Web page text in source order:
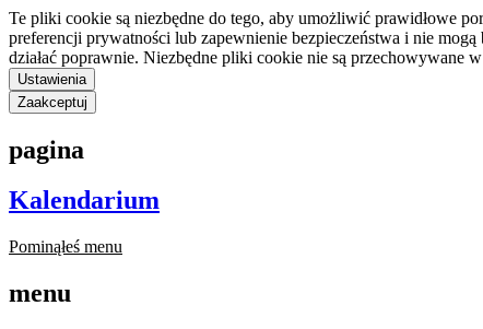
Te pliki cookie są niezbędne do tego, aby umożliwić prawidłowe
preferencji prywatności lub zapewnienie bezpieczeństwa i nie
działać poprawnie. Niezbędne pliki cookie nie są przechowywane
Ustawienia
Zaakceptuj
pagina
Kalendarium
Pominąłeś menu
menu